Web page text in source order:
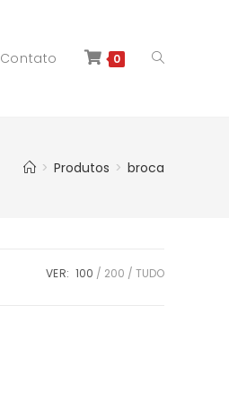
Contato 0
> Produtos > broca
VER: 100 200 TUDO